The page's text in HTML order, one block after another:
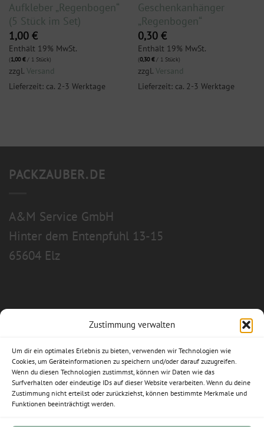
Zustimmung verwalten
Um dir ein optimales Erlebnis zu bieten, verwenden wir Technologien wie
Cookies, um Geräteinformationen zu speichern und/oder darauf zuzugreifen.
Wenn du diesen Technologien zustimmst, können wir Daten wie das
Surfverhalten oder eindeutige IDs auf dieser Website verarbeiten. Wenn du deine
Zustimmung nicht erteilst oder zurückziehst, können bestimmte Merkmale und
Funktionen beeinträchtigt werden.
Aufkleber „Regenbogen“
(5 Stück im Set)
1,00 €
Enthält 19% MwSt.
(1,00€/ 1 Stück)
zzgl. Versand
Lieferzeit: ca. 2-3 Werktage
Geschenkanhänger
„Regenbogen“
0,30 €
Enthält 19% MwSt.
(0,30€/ 1 Stück)
zzgl. Versand
Lieferzeit: ca. 2-3 Werktage
PACKZAUBER.DE
A&M Service GmbH
Hinter dem Entenpfuhl 13-15
65604 Elz
Allgemeine Geschäftsbedingungen
Impressum
Datenschutzerklärung
Widerrufsbelehrung